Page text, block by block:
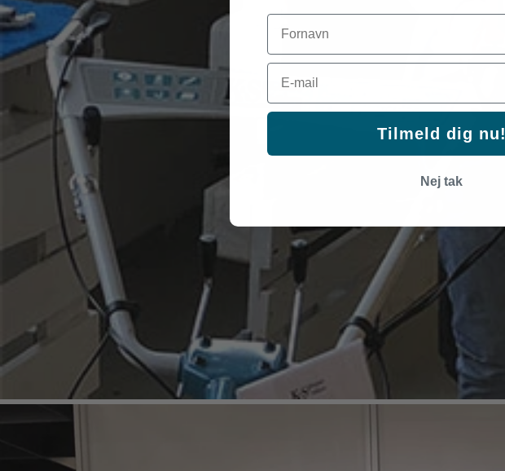
First Name
Email
Tilmeld dig nu!
Nej tak